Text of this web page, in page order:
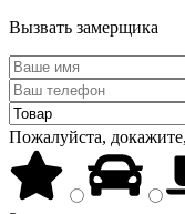
Вызвать замерщика
Пожалуйста,